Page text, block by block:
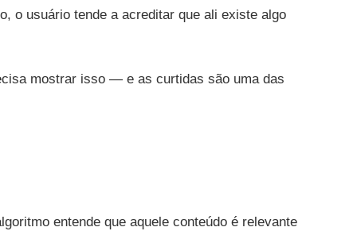
o usuário tende a acreditar que ali existe algo
mostrar isso — e as curtidas são uma das
entende que aquele conteúdo é relevante